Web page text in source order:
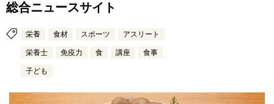
総合ニュースサイト
栄養 食材 スポーツ アスリート
栄養士 免疫力 食 講座 食事
子ども